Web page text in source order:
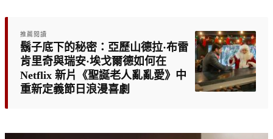
推薦閱讀
鬍子底下的秘密：亞歷山德拉·布雷
肯里奇與瑞安·埃戈爾德如何在
Netflix 新片《聖誕老人亂亂愛》中
重新定義節日浪漫喜劇